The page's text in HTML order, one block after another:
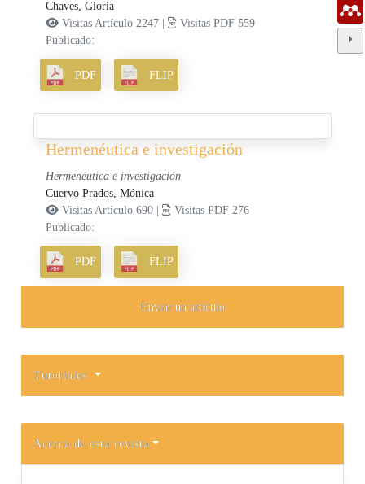
Chaves, Gloria
Visitas Artículo 2247 |
Visitas PDF 559
Publicado:
PDF FLIP
Hermenéutica e investigación
Hermenéutica e investigación
Cuervo Prados, Mónica
Visitas Artículo 690 |
Visitas PDF 276
Publicado:
PDF FLIP
Enviar un artículo
Tutoriales
Acerca de esta revista